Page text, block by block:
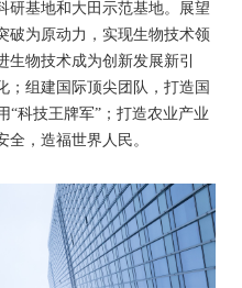
研基地和大田示范基地。展望
破为原动力，实现生物技术领
生物技术成为创新发展新引
；组建国际顶尖团队，打造国
“科技王牌军”；打造农业产业
，造福世界人民。